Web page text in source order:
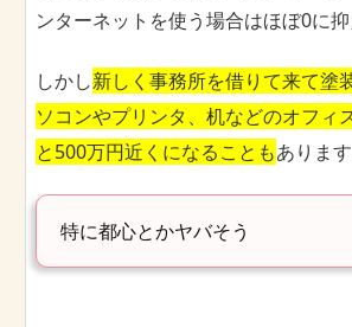
ンターネットを使う場合はほぼ0に抑
しかし新しく事務所を借りて来て塗
ソコンやプリンタ、机などのオフィ
と500万円近くになることもあります
特に都心とかヤバそう